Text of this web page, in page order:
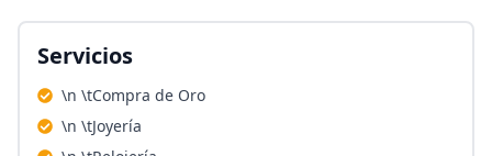
Servicios
\n \tCompra de Oro
\n \tJoyería